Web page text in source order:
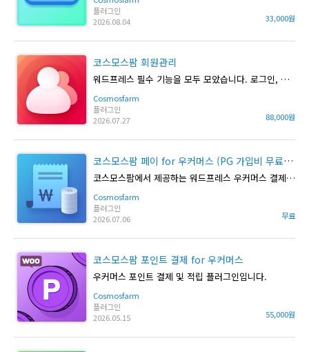
플러그인
2026.08.04
33,000원
코스모스팜 회원관리
워드프레스 필수 기능을 모두 모았습니다. 로그인, 회원가입, 정기배송, 정기구독, 정기결제, 소셜로그인, SMS 문자 등 모든 기능이 포함된 플러그인입니다.
Cosmosfarm
플러그인
2026.07.27
88,000원
코스모스팜 페이 for 우커머스 (PG 가입비 무료 이벤트)
코스모스팜에서 제공하는 워드프레스 우커머스 결제 플러그인입니다.
Cosmosfarm
플러그인
2026.07.06
무료
코스모스팜 포인트 결제 for 우커머스
우커머스 포인트 결제 및 적립 플러그인입니다.
Cosmosfarm
플러그인
2026.05.15
55,000원